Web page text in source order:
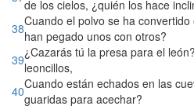
de los cielos, ¿quién los hace
38Cuando el polvo se ha
han pegado unos con otros?
39¿Cazarás tú la presa para el
leoncillos,
40Cuando están echados en las
guaridas para acechar?